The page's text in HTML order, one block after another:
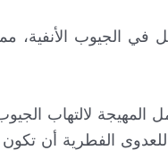
في الجيوب الأنفية،
المهيجة لالتهاب
للعدوى الفطرية أن